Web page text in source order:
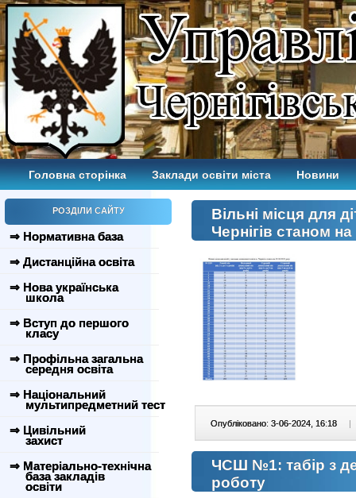
Головна сторінка Заклади освіти міста Новини
РОЗДІЛИ САЙТУ
⇒ Нормативна база
⇒ Дистанційна освіта
⇒ Нова українська
школа
⇒ Вступ до першого
класу
⇒ Профільна загальна
середня освіта
⇒ Національний
мультипредметний тест
⇒ Цивільний
захист
⇒ Матеріально-технічна
база закладів
освіти
Вільні місця для
Чернігів станом
Опубліковано: 3-06-2024, 16:18 |
ЧСШ №1: табір з
роботу